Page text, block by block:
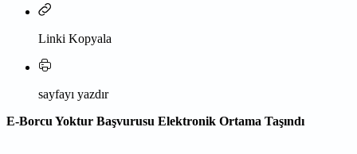
Linki Kopyala
sayfayı yazdır
E-Borcu Yoktur Başvurusu Elektronik Ortama Taşındı